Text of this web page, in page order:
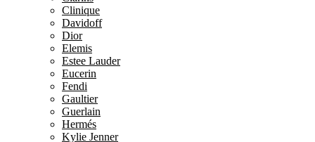
Clinique
Davidoff
Dior
Elemis
Estee Lauder
Eucerin
Fendi
Gaultier
Guerlain
Hermés
Kylie Jenner